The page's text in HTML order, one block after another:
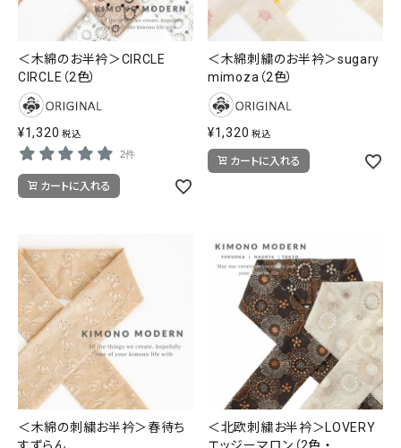
＜木綿のお半衿＞CIRCLE
CIRCLE（2色）
¥1,320 税込
2件
カートに入れる
＜木綿刺繍のお半衿＞sugary
mimoza（2色）
¥1,320 税込
カートに入れる
＜木綿の刺繍お半衿＞春待ち
＜北欧刺繍お半衿＞LOVERY